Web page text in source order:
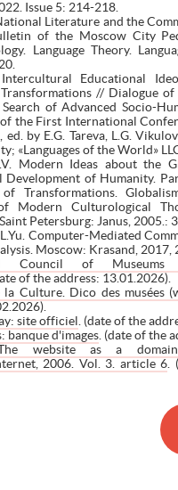
Issue 5: 214-218.
Literature and the
of the Moscow City
Language Theory.
Intercultural Educational
// Dialogue
of Advanced Socio-
the First International
ed. by E.G. Tareva, L.G.
«Languages of the World»
Modern Ideas about the
Development of Humanity.
Transformations.
Modern Culturological
Petersburg: Janus, 2005.:
Computer-Mediated
Moscow: Krasand, 2017,
Council of Museums
of the address: 13.01.2026).
Culture. Dico des musées
site officiel . (date of the
banque d'images. (date of the
website as a
2006. Vol. 3. article 6